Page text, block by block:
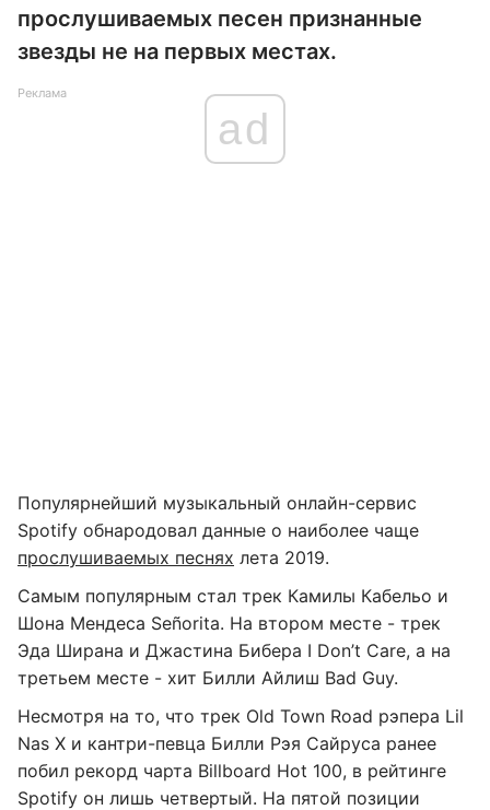
прослушиваемых песен признанные
звезды не на первых местах.
Реклама
ad
Популярнейший музыкальный онлайн-сервис
Spotify обнародовал данные о наиболее чаще
прослушиваемых песнях лета 2019.
Самым популярным стал трек Камилы Кабельо и
Шона Мендеса Señorita. На втором месте - трек
Эда Ширана и Джастина Бибера I Don’t Care, а на
третьем месте - хит Билли Айлиш Bad Guy.
Несмотря на то, что трек Old Town Road рэпера Lil
Nas X и кантри-певца Билли Рэя Сайруса ранее
побил рекорд чарта Billboard Hot 100, в рейтинге
Spotify он лишь четвертый. На пятой позиции